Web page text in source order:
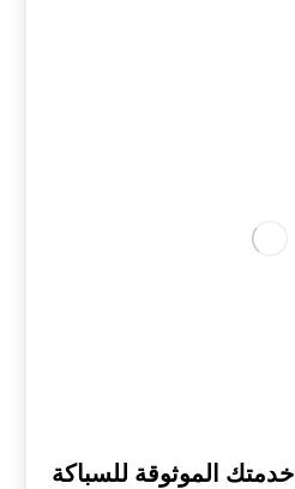
الموثوقة للسباكة